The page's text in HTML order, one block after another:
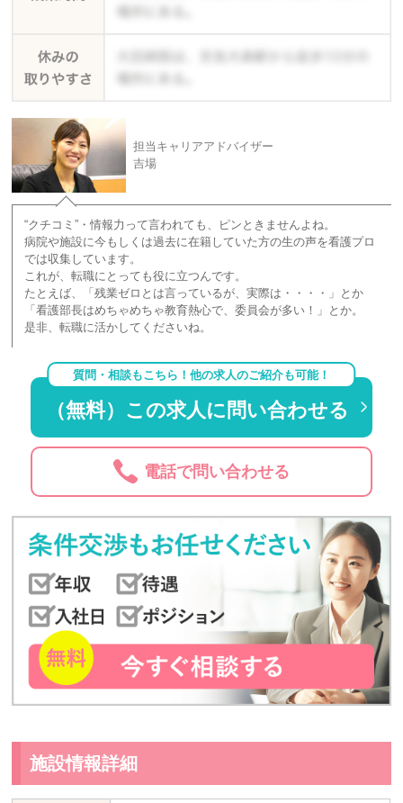
担当キャリアアドバイザー
吉場
“クチコミ”・情報力って言われても、ピンときませんよね。
病院や施設に今もしくは過去に在籍していた方の生の声を看護プロ
では収集しています。
これが、転職にとっても役に立つんです。
たとえば、「残業ゼロとは言っているが、実際は・・・・」とか
「看護部長はめちゃめちゃ教育熱心で、委員会が多い！」とか。
是非、転職に活かしてくださいね。
質問・相談もこちら！他の求人のご紹介も可能！
（無料）この求人に問い合わせる
電話で問い合わせる
施設情報詳細